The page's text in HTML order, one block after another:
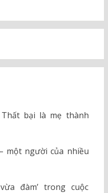
bại là mẹ thành
một người của nhiều
đàm’ trong cuộc